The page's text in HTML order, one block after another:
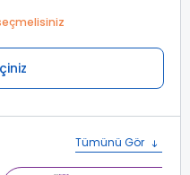
Tümünü Gör